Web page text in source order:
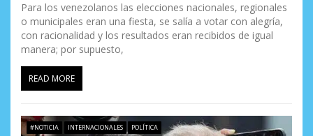
Para los venezolanos las elecciones nacionales, regionales
o municipales eran una fiesta, se salía a votar con alegría,
con racionalidad y los resultados eran recibidos de igual
manera; por supuesto,
READ MORE
#NOTICIA INTERNACIONALES POLÍTICA